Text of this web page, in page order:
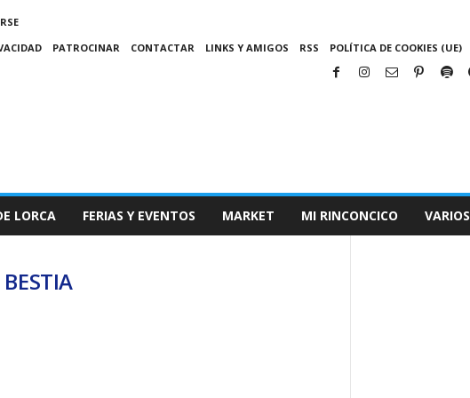
PATROCINAR CONTACTAR LINKS Y AMIGOS RSS POLÍTICA DE COOKIES (UE)
LORCA FERIAS Y EVENTOS MARKET MI RINCONCICO VARIOS